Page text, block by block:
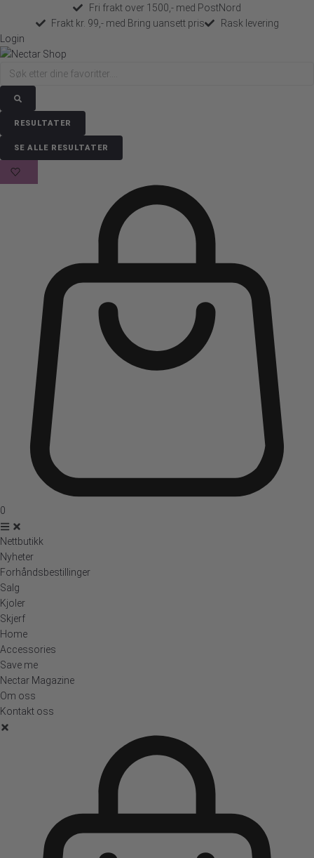
Fri frakt over 1500,- med PostNord
Frakt kr. 99,- med Bring uansett pris
Rask levering
Login
Search
...
RESULTATER
SE ALLE RESULTATER
0
Nettbutikk
Nyheter
Forhåndsbestillinger
Salg
Kjoler
Skjerf
Home
Accessories
Save me
Nectar Magazine
Om oss
Kontakt oss